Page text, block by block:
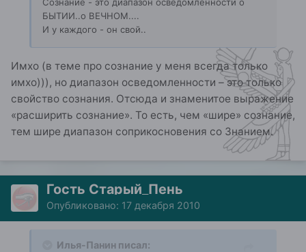
БЫТИИ..о ВЕЧНОМ....
И у каждого - он свой..
Имхо (в теме про сознание у меня всегда только
имхо))), но диапазон осведомленности – это только
свойство сознания. Отсюда и знаменитое выражение
«расширить сознание». То есть, чем «шире» сознание,
тем шире диапазон соприкосновения со Знанием.
Гость Старый_Пень
Опубликовано: 17 декабря 2010
Илья-Панин писал: